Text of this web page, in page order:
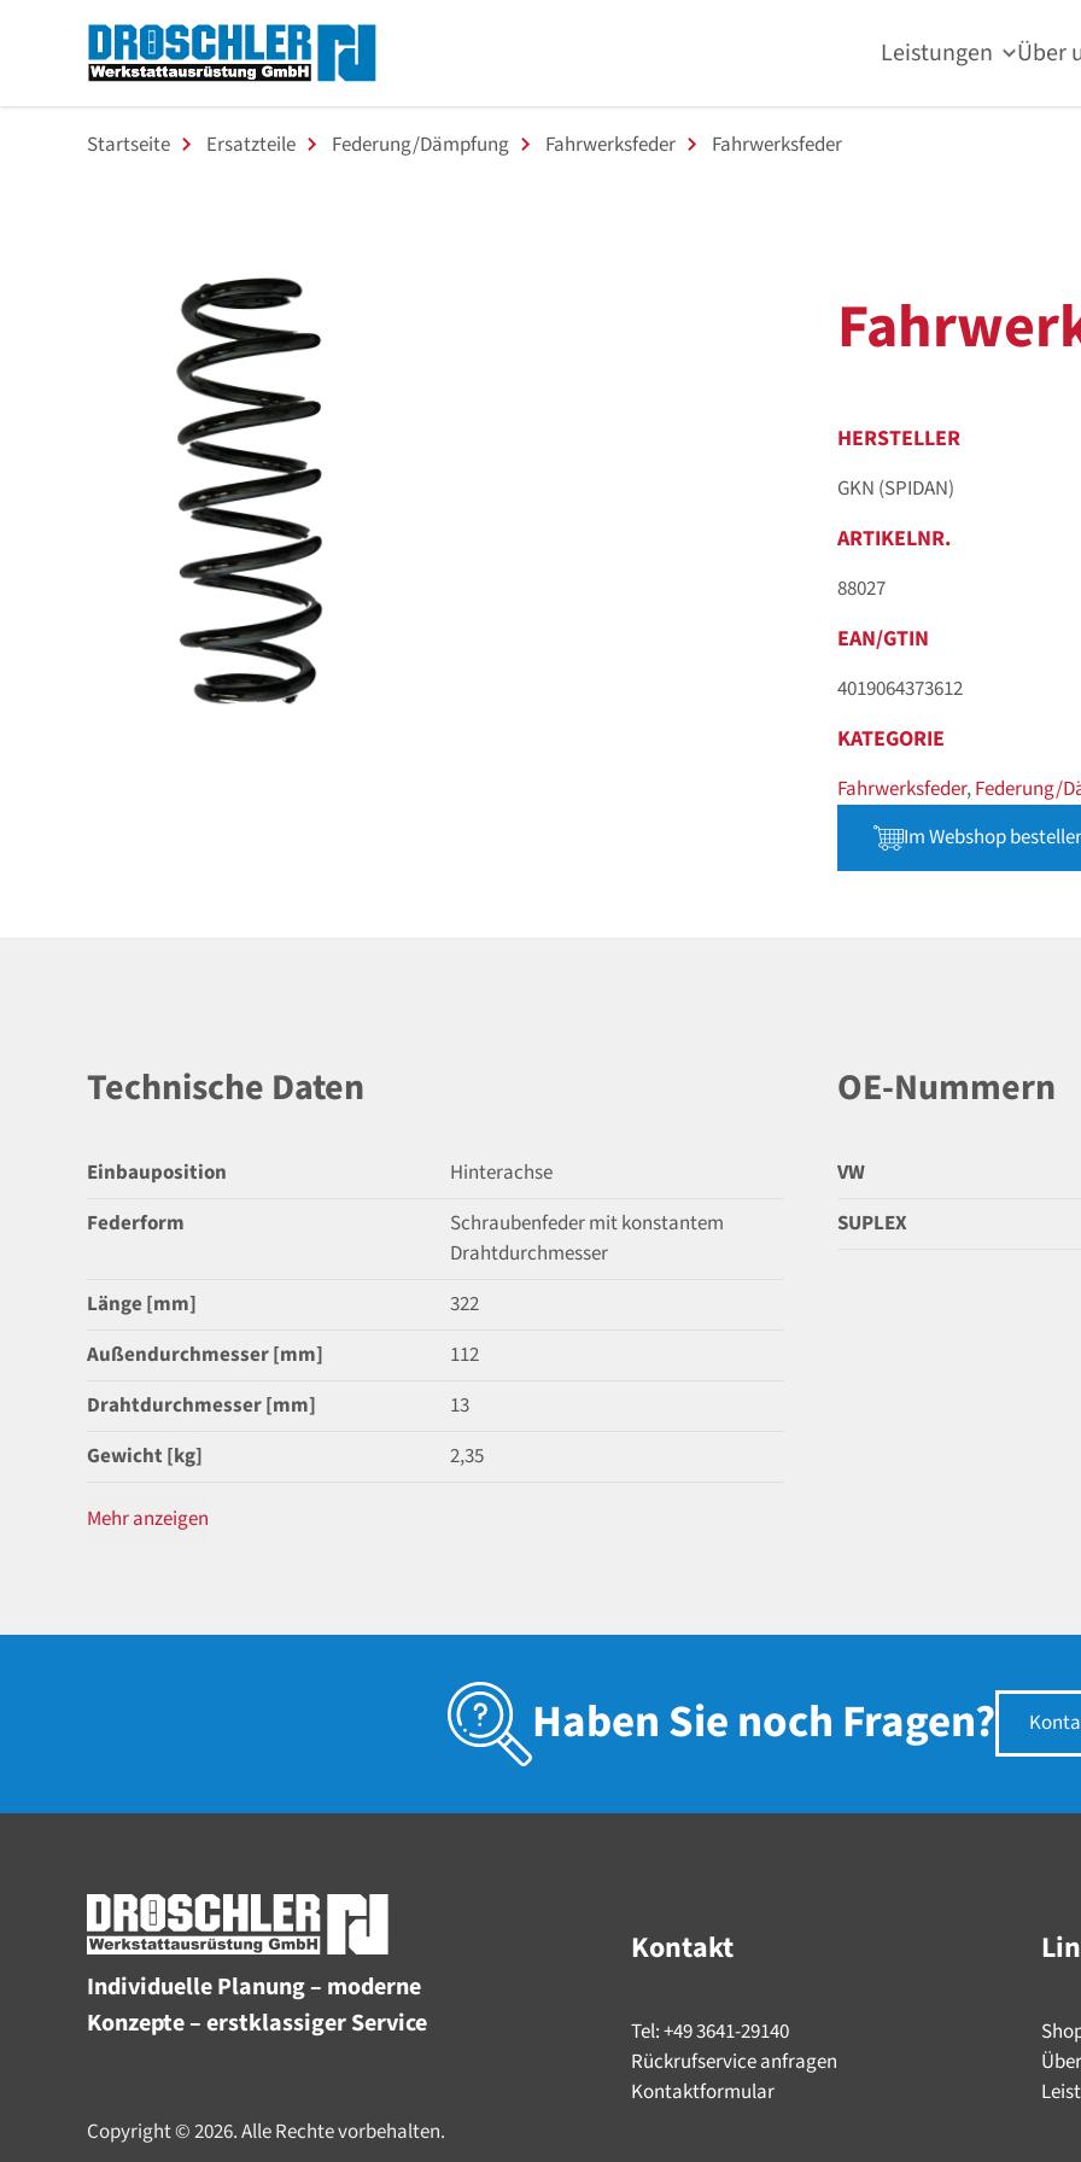
Leistungen Über
Startseite Ersatzteile Federung/Dämpfung Fahrwerksfeder Fahrwerksfeder
HERSTELLER
GKN (SPIDAN)
ARTIKELNR.
88027
EAN/GTIN
4019064373612
KATEGORIE
Fahrwerksfeder,Federung/
Im Webshop
Technische Daten
Einbauposition
Hinterachse
Federform
Schraubenfeder mit konstantem
Drahtdurchmesser
Länge [mm]
322
Außendurchmesser [mm]
112
Drahtdurchmesser [mm]
13
Gewicht [kg]
2,35
Mehr anzeigen
OE-Nummern
VW
SUPLEX
Haben Sie noch Fragen?
Individuelle Planung – moderne
Konzepte – erstklassiger Service
Kontakt
Tel: +49 3641-29140
Rückrufservice anfragen
Kontaktformular
Copyright © 2026. Alle Rechte vorbehalten.